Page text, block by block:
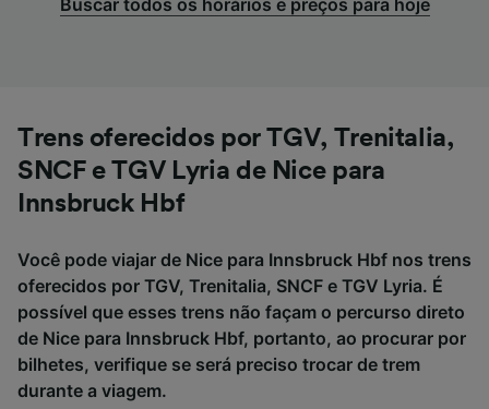
Trens oferecidos por TGV, Trenitalia,
SNCF e TGV Lyria de Nice para
Innsbruck Hbf
Você pode viajar de Nice para Innsbruck Hbf nos trens
oferecidos por TGV, Trenitalia, SNCF e TGV Lyria. É
possível que esses trens não façam o percurso direto
de Nice para Innsbruck Hbf, portanto, ao procurar por
bilhetes, verifique se será preciso trocar de trem
durante a viagem.